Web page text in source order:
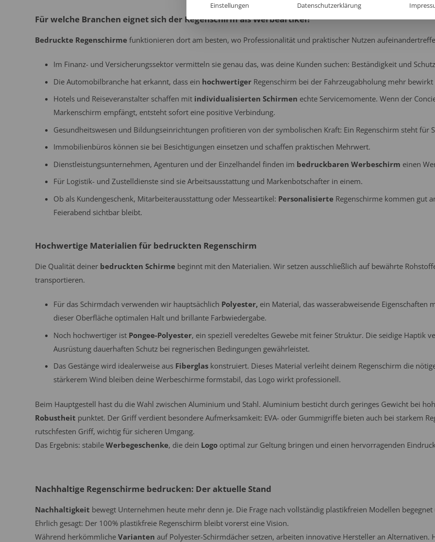
Für welche Branchen eignet sich der Regenschirm als Werbeartikel?
Bedruckte Regenschirme funktionieren dort am besten, wo Professionalität und praktischer Nutzen
Im Finanz- und Versicherungssektor vermitteln sie genau das, was deine Kunden suchen: Beständigkeit und
Die Automobilbranche hat erkannt, dass ein hochwertigerRegenschirm bei der Fahrzeugabholung mehr bewirkt
Hotels und Reiseveranstalter schaffen mit individualisierten Schirmen echte Servicemomente. Wenn der
Markenschirm empfängt, entsteht sofort eine positive Verbindung.
Gesundheitswesen und Bildungseinrichtungen profitieren von der symbolischen Kraft: Ein Regenschirm steht für
Immobilienbüros können sie bei Besichtigungen einsetzen und schaffen praktischen Mehrwert.
Dienstleistungsunternehmen, Agenturen und der Einzelhandel finden im bedruckbaren Werbeschirm einen
Für Logistik- und Zustelldienste sind sie Arbeitsausstattung und Markenbotschafter in einem.
Ob als Kundengeschenk, Mitarbeiterausstattung oder Messeartikel: Personalisierte Regenschirme kommen gut
Feierabend sichtbar bleibt.
Hochwertige Materialien für bedruckten Regenschirm
Die Qualität deiner bedruckten Schirme beginnt mit den Materialien. Wir setzen ausschließlich auf bewährte
transportieren.
Für das Schirmdach verwenden wir hauptsächlich Polyester,ein Material, das wasserabweisende Eigenschaften
dieser Oberfläche optimalen Halt und brillante Farbwiedergabe.
Noch hochwertiger istPongee-Polyester, ein speziell veredeltes Gewebe mit feiner Struktur. Die seidige Haptik
Ausrüstung dauerhaften Schutz bei regnerischen Bedingungen gewährleistet.
Das Gestänge wird idealerweise aus Fiberglaskonstruiert. Dieses Material verleiht deinem Regenschirm die
stärkerem Wind bleiben deine Werbeschirme formstabil, das Logo wirkt professionell.
Beim Hauptgestell hast du die Wahl zwischen Aluminium und Stahl. Aluminium besticht durch geringes Gewicht bei
Robustheit punktet. Der Griff verdient besondere Aufmerksamkeit: EVA- oder Gummigriffe bieten auch bei starkem
rutschfesten Griff, wichtig für sicheren Umgang.
Das Ergebnis: stabile Werbegeschenke, die dein Logo optimal zur Geltung bringen und einen hervorragenden
Nachhaltige Regenschirme bedrucken: Der aktuelle Stand
Nachhaltigkeit bewegt Unternehmen heute mehr denn je. Die Frage nach vollständig plastikfreien Modellen begegnet
Ehrlich gesagt: Der 100% plastikfreie Regenschirm bleibt vorerst eine Vision.
Während herkömmliche Varianten auf Polyester-Schirmdächer setzen, arbeiten innovative Hersteller an
Einstellungen Datenschutzerklärung